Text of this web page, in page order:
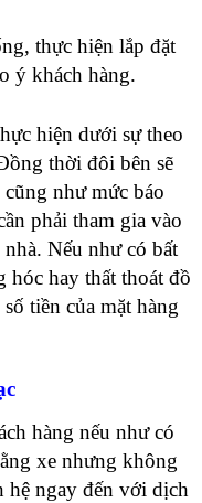
thực hiện lắp đặt
ý khách hàng.
hiện dưới sự theo
thời đôi bên sẽ
như mức báo
phải tham gia vào
Nếu như có bất
hóc hay thất thoát đồ
tiền của mặt hàng
hàng nếu như có
xe nhưng không
hệ ngay đến với dịch